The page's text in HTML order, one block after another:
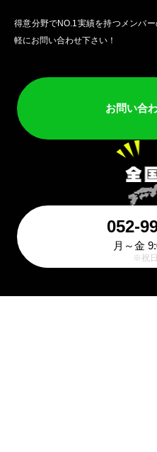
得意分野でNO.1実績を持つメンバ
軽にお問い合わせ下さい！
お問い合
052-